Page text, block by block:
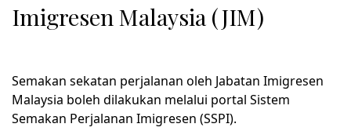
Imigresen Malaysia (JIM)
Semakan sekatan perjalanan oleh Jabatan Imigresen
Malaysia boleh dilakukan melalui portal Sistem
Semakan Perjalanan Imigresen (SSPI).